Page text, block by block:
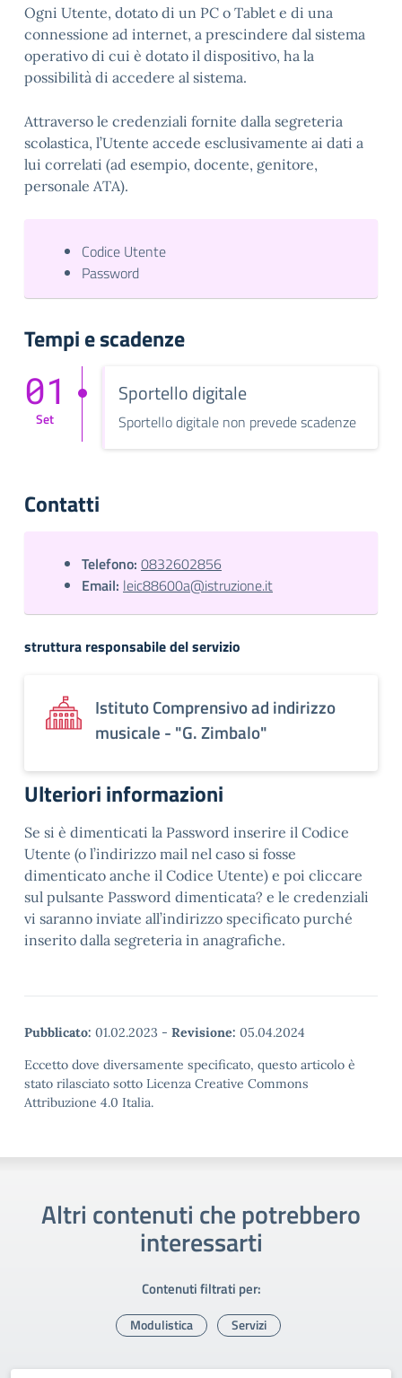
Ogni Utente, dotato di un PC o Tablet e di una
connessione ad internet, a prescindere dal sistema
operativo di cui è dotato il dispositivo, ha la
possibilità di accedere al sistema.
Attraverso le credenziali fornite dalla segreteria
scolastica, l’Utente accede esclusivamente ai dati a
lui correlati (ad esempio, docente, genitore,
personale ATA).
Codice Utente
Password
Tempi e scadenze
01
Set
Sportello digitale
Sportello digitale non prevede scadenze
Contatti
Telefono: 0832602856
Email: leic88600a@istruzione.it
struttura responsabile del servizio
Istituto Comprensivo ad indirizzo
musicale - "G. Zimbalo"
Ulteriori informazioni
Se si è dimenticati la Password inserire il Codice
Utente (o l’indirizzo mail nel caso si fosse
dimenticato anche il Codice Utente) e poi cliccare
sul pulsante Password dimenticata? e le credenziali
vi saranno inviate all’indirizzo specificato purché
inserito dalla segreteria in anagrafiche.
Pubblicato: 01.02.2023 - Revisione: 05.04.2024
Eccetto dove diversamente specificato, questo articolo è
stato rilasciato sotto Licenza Creative Commons
Attribuzione 4.0 Italia.
Altri contenuti che potrebbero
interessarti
Contenuti filtrati per:
Modulistica Servizi